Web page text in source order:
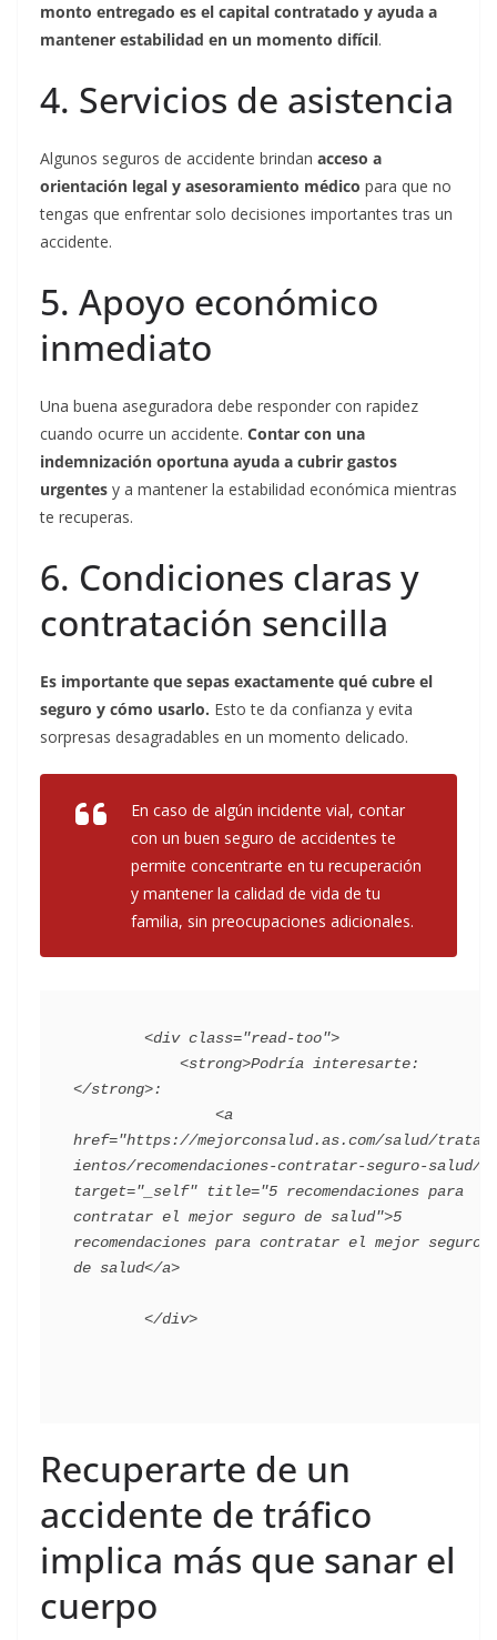
monto entregado es el capital contratado y ayuda a
mantener estabilidad en un momento difícil.
4. Servicios de asistencia
Algunos seguros de accidente brindan acceso a
orientación legal y asesoramiento médico para que no
tengas que enfrentar solo decisiones importantes tras un
accidente.
5. Apoyo económico
inmediato
Una buena aseguradora debe responder con rapidez
cuando ocurre un accidente. Contar con una
indemnización oportuna ayuda a cubrir gastos
urgentes y a mantener la estabilidad económica mientras
te recuperas.
6. Condiciones claras y
contratación sencilla
Es importante que sepas exactamente qué cubre el
seguro y cómo usarlo. Esto te da confianza y evita
sorpresas desagradables en un momento delicado.
En caso de algún incidente vial, contar
con un buen seguro de accidentes te
permite concentrarte en tu recuperación
y mantener la calidad de vida de tu
familia, sin preocupaciones adicionales.
</strong>:
href="https://mejorconsalud.as.com/salud/tratam
ientos/recomendaciones-contratar-seguro-salud/"
target="_self" title="5 recomendaciones para
contratar el mejor seguro de salud">5
recomendaciones para contratar el mejor seguro
de salud</a>
Recuperarte de un
accidente de tráfico
implica más que sanar el
cuerpo